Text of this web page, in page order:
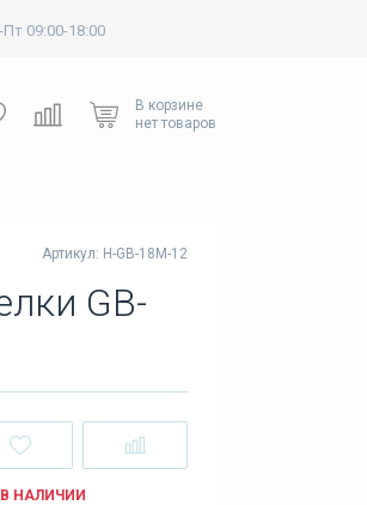
09:00-18:00
В корзине
нет товаров
Артикул: H-GB-18M-12
GB-
В НАЛИЧИИ